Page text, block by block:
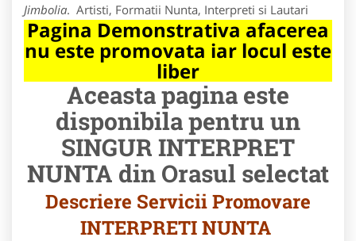
Jimbolia. Artisti, Formatii Nunta, Interpreti si Lautari
Pagina Demonstrativa afacerea
nu este promovata iar locul este
liber
Aceasta pagina este
disponibila pentru un
SINGUR INTERPRET
NUNTA din Orasul selectat
Descriere Servicii Promovare
INTERPRETI NUNTA